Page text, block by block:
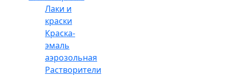
Лаки и
краски
Краска-
эмаль
аэрозольная
Растворители